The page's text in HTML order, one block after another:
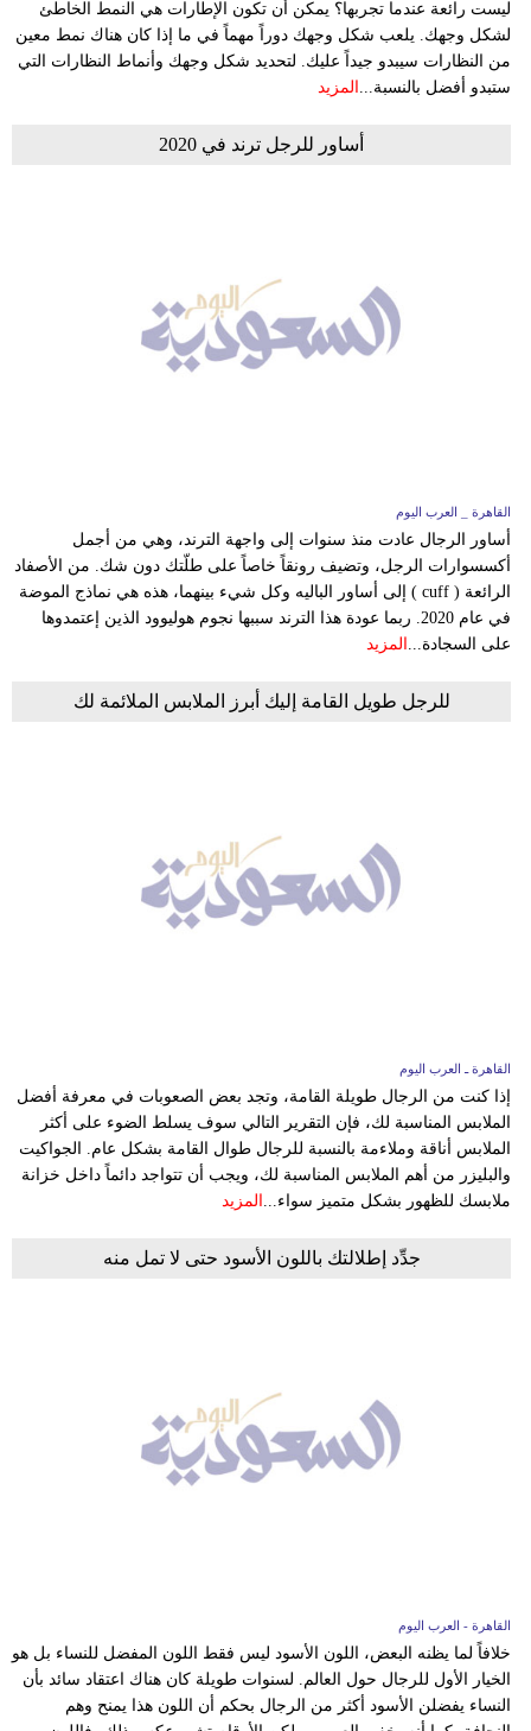
ليست رائعة عندما تجربها؟ يمكن أن تكون الإطارات هي النمط الخاطئ
لشكل وجهك. يلعب شكل وجهك دوراً مهماً في ما إذا كان هناك نمط معين
من النظارات سيبدو جيداً عليك. لتحديد شكل وجهك وأنماط النظارات التي
ستبدو أفضل بالنسبة... المزيد
أساور للرجل ترند في 2020
القاهرة _ العرب اليوم
أساور الرجال عادت منذ سنوات إلى واجهة الترند، وهي من أجمل
أكسسوارات الرجل، وتضيف رونقاً خاصاً على طلّتك دون شك. من الأصفاد
الرائعة ( cuff ) إلى أساور الباليه وكل شيء بينهما، هذه هي نماذج الموضة
في عام 2020. ربما عودة هذا الترند سببها نجوم هوليوود الذين إعتمدوها
على السجادة... المزيد
للرجل طويل القامة إليك أبرز الملابس الملائمة لك
القاهرة ـ العرب اليوم
إذا كنت من الرجال طويلة القامة، وتجد بعض الصعوبات في معرفة أفضل
الملابس المناسبة لك، فإن التقرير التالي سوف يسلط الضوء على أكثر
الملابس أناقة وملاءمة بالنسبة للرجال طوال القامة بشكل عام. الجواكيت
والبليزر من أهم الملابس المناسبة لك، ويجب أن تتواجد دائماً داخل خزانة
ملابسك للظهور بشكل متميز سواء...
المزيد
جدِّد إطلالتك باللون الأسود حتى لا تمل منه
القاهرة - العرب اليوم
خلافاً لما يظنه البعض، اللون الأسود ليس فقط اللون المفضل للنساء بل هو
الخيار الأول للرجال حول العالم. لسنوات طويلة كان هناك اعتقاد سائد بأن
النساء يفضلن الأسود أكثر من الرجال بحكم أن اللون هذا يمنح وهم